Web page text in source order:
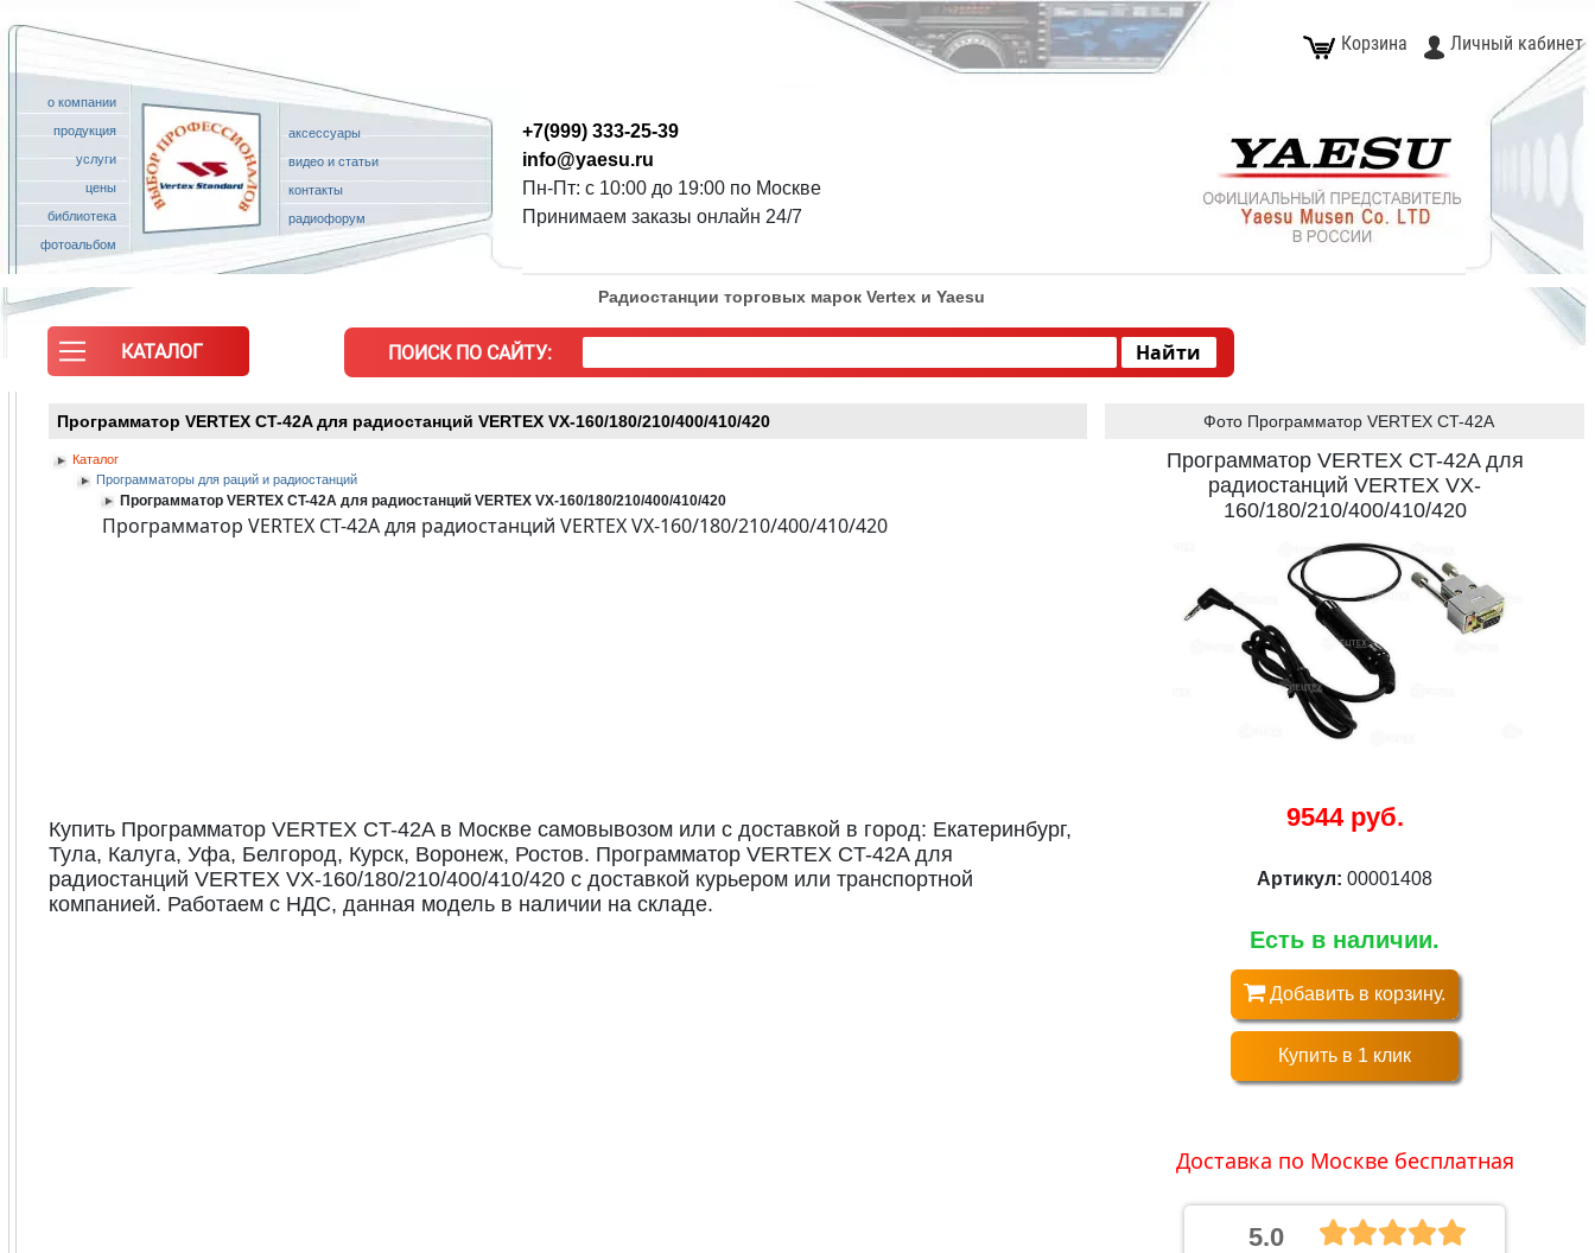
Корзина Личный кабинет
о компании
продукция
услуги
цены
библиотека
фотоальбом
аксессуары
видео и статьи
контакты
радиофорум
+7(999) 333-25-39
info@yaesu.ru
Пн-Пт: с 10:00 до 19:00 по Москве
Принимаем заказы онлайн 24/7
КАТАЛОГ
Радиостанции торговых марок Vertex и Yaesu
ПОИСК ПО САЙТУ:
Программатор VERTEX CT-42A для радиостанций VERTEX VX-160/180/210/400/410/420
Каталог
Программаторы для раций и радиостанций
Программатор VERTEX CT-42A для радиостанций VERTEX VX-160/180/210/400/410/420
Программатор VERTEX CT-42A для радиостанций VERTEX VX-160/180/210/400/410/420
Купить Программатор VERTEX CT-42A в Москве самовывозом или с доставкой в город: Екатеринбург,
Тула, Калуга, Уфа, Белгород, Курск, Воронеж, Ростов. Программатор VERTEX CT-42A для
радиостанций VERTEX VX-160/180/210/400/410/420 с доставкой курьером или транспортной
компанией. Работаем с НДС, данная модель в наличии на складе.
Фото Программатор VERTEX CT-42A
Программатор VERTEX CT-42A для
радиостанций VERTEX VX-
160/180/210/400/410/420
9544 руб.
Артикул: 00001408
Есть в наличии.
Добавить в корзину.
Купить в 1 клик
Доставка по Москве бесплатная
5.0